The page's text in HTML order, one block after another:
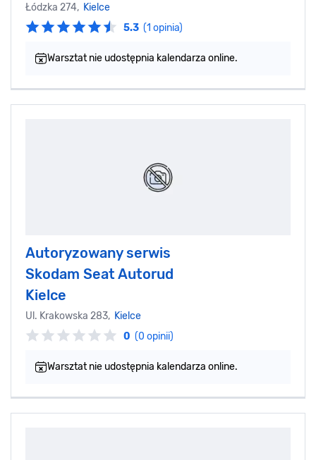
Łódzka 274, Kielce
5.3 (1 opinia)
Warsztat nie udostępnia kalendarza online.
Autoryzowany serwis
Skodam Seat Autorud
Kielce
Ul. Krakowska 283, Kielce
0 (0 opinii)
Warsztat nie udostępnia kalendarza online.